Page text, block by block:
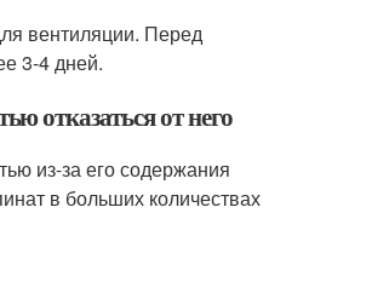
вентиляции. Перед
3-4 дней.
отказаться от него
из-за его содержания
в больших количествах